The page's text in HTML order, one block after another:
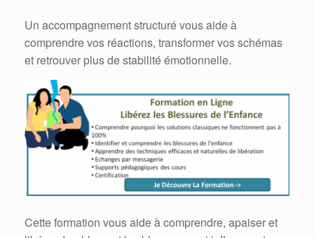
Un accompagnement structuré vous aide à
comprendre vos réactions, transformer vos schémas
et retrouver plus de stabilité émotionnelle.
Cette formation vous aide à comprendre, apaiser et